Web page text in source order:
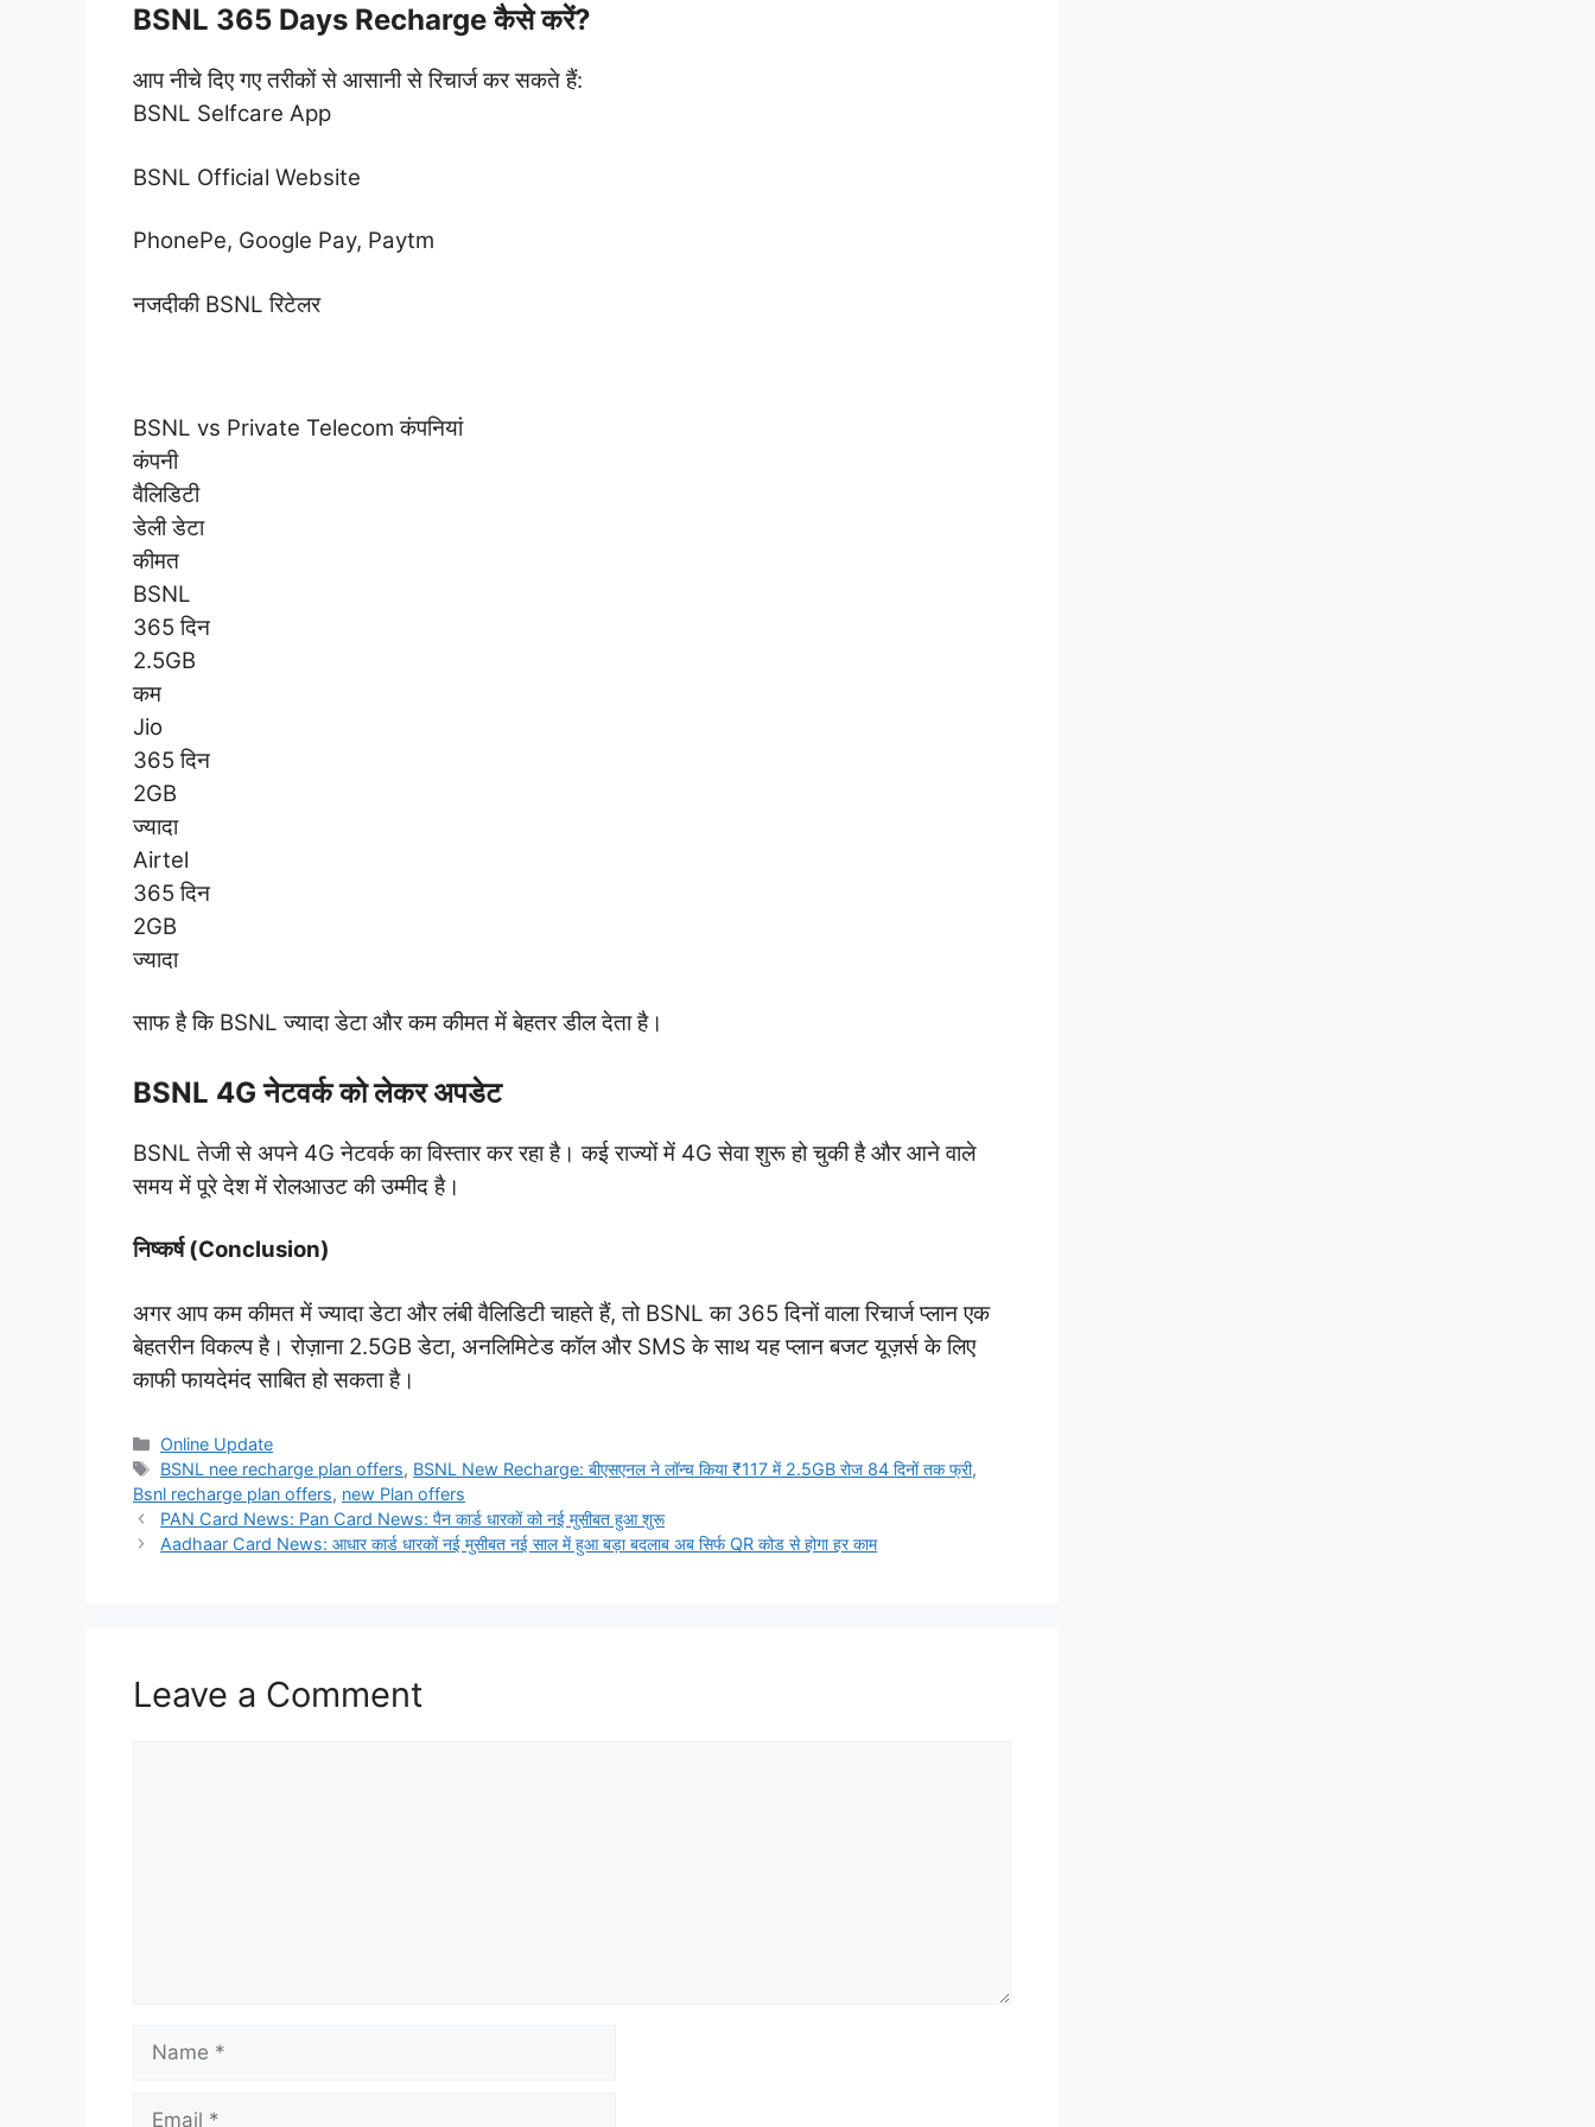
BSNL 365 Days Recharge कैसे करें?
आप नीचे दिए गए तरीकों से आसानी से रिचार्ज कर सकते हैं:
BSNL Selfcare App
BSNL Official Website
PhonePe, Google Pay, Paytm
नजदीकी BSNL रिटेलर
BSNL vs Private Telecom कंपनियां
कंपनी
वैलिडिटी
डेली डेटा
कीमत
BSNL
365 दिन
2.5GB
कम
Jio
365 दिन
2GB
ज्यादा
Airtel
365 दिन
2GB
ज्यादा
साफ है कि BSNL ज्यादा डेटा और कम कीमत में बेहतर डील देता है।
BSNL 4G नेटवर्क को लेकर अपडेट
BSNL तेजी से अपने 4G नेटवर्क का विस्तार कर रहा है। कई राज्यों में 4G सेवा शुरू हो चुकी है और आने वाले
समय में पूरे देश में रोलआउट की उम्मीद है।
निष्कर्ष (Conclusion)
अगर आप कम कीमत में ज्यादा डेटा और लंबी वैलिडिटी चाहते हैं, तो BSNL का 365 दिनों वाला रिचार्ज प्लान एक
बेहतरीन विकल्प है। रोज़ाना 2.5GB डेटा, अनलिमिटेड कॉल और SMS के साथ यह प्लान बजट यूज़र्स के लिए
काफी फायदेमंद साबित हो सकता है।
Categories
Online Update
Tags
BSNL nee recharge plan offers, BSNL New Recharge: बीएसएनल ने लॉन्च किया ₹117 में 2.5GB रोज 84 दिनों तक फ्री,
Bsnl recharge plan offers, new Plan offers
PAN Card News: Pan Card News: पैन कार्ड धारकों को नई मुसीबत हुआ शुरू
Aadhaar Card News: आधार कार्ड धारकों नई मुसीबत नई साल में हुआ बड़ा बदलाब अब सिर्फ QR कोड से होगा हर काम
Leave a Comment